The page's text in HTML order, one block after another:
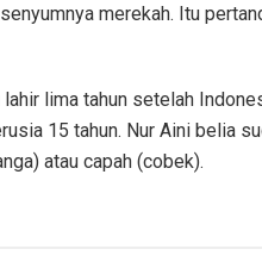
merekah. Itu
lima tahun setelah
15 tahun. Nur Aini belia
atau capah (cobek).